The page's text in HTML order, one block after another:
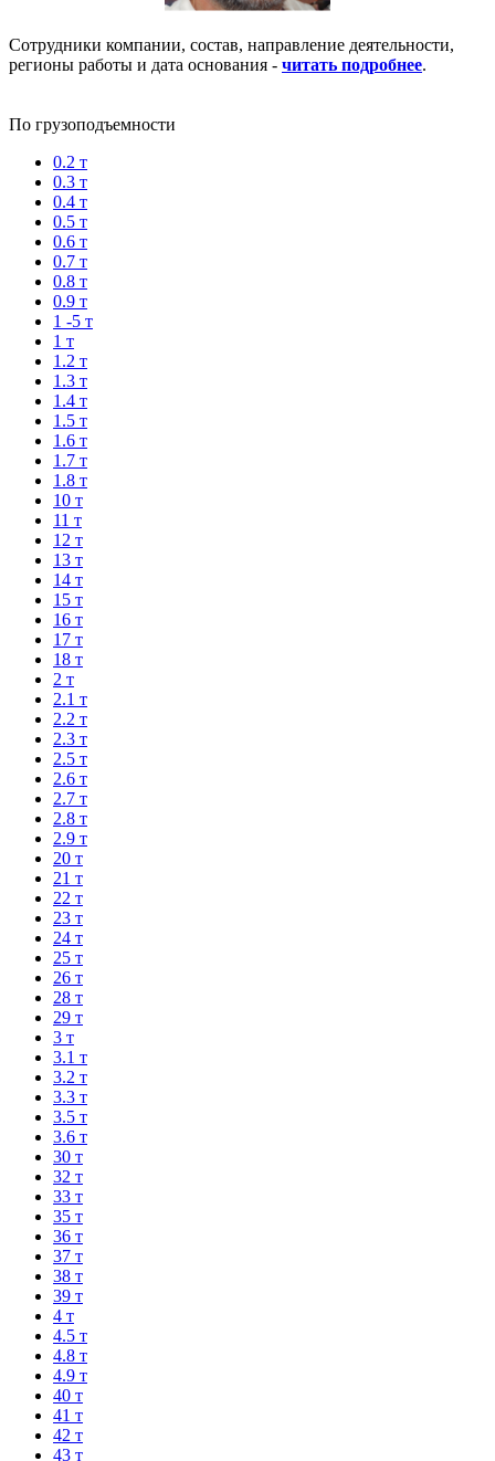
Сотрудники компании, состав, направление деятельности,
регионы работы и дата основания - читать подробнее.
По грузоподъемности
0.2 т
0.3 т
0.4 т
0.5 т
0.6 т
0.7 т
0.8 т
0.9 т
1 -5 т
1 т
1.2 т
1.3 т
1.4 т
1.5 т
1.6 т
1.7 т
1.8 т
10 т
11 т
12 т
13 т
14 т
15 т
16 т
17 т
18 т
2 т
2.1 т
2.2 т
2.3 т
2.5 т
2.6 т
2.7 т
2.8 т
2.9 т
20 т
21 т
22 т
23 т
24 т
25 т
26 т
28 т
29 т
3 т
3.1 т
3.2 т
3.3 т
3.5 т
3.6 т
30 т
32 т
33 т
35 т
36 т
37 т
38 т
39 т
4 т
4.5 т
4.8 т
4.9 т
40 т
41 т
42 т
43 т